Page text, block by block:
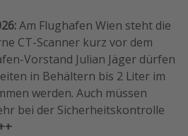
der Welt
Am Flughafen Wien steht die
CT-Scanner kurz vor dem
Vorstand Julian Jäger dürfen
in Behältern bis 2 Liter im
werden. Auch müssen
bei der Sicherheitskontrolle